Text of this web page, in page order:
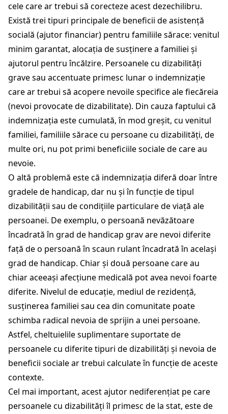
cele care ar trebui să corecteze acest dezechilibru.
Există trei tipuri principale de beneficii de asistență
socială (ajutor financiar) pentru familiile sărace: venitul
minim garantat, alocația de susținere a familiei și
ajutorul pentru încălzire. Persoanele cu dizabilități
grave sau accentuate primesc lunar o indemnizație
care ar trebui să acopere nevoile specifice ale fiecăreia
(nevoi provocate de dizabilitate). Din cauza faptului că
indemnizația este cumulată, în mod greșit, cu venitul
familiei, familiile sărace cu persoane cu dizabilități, de
multe ori, nu pot primi beneficiile sociale de care au
nevoie.
O altă problemă este că indemnizația diferă doar între
gradele de handicap, dar nu și în funcție de tipul
dizabilității sau de condițiile particulare de viață ale
persoanei. De exemplu, o persoană nevăzătoare
încadrată în grad de handicap grav are nevoi diferite
față de o persoană în scaun rulant încadrată în același
grad de handicap. Chiar și două persoane care au
chiar aceeași afecțiune medicală pot avea nevoi foarte
diferite. Nivelul de educație, mediul de rezidență,
susținerea familiei sau cea din comunitate poate
schimba radical nevoia de sprijin a unei persoane.
Astfel, cheltuielile suplimentare suportate de
persoanele cu diferite tipuri de dizabilități și nevoia de
beneficii sociale ar trebui calculate în funcție de aceste
contexte.
Cel mai important, acest ajutor nediferențiat pe care
persoanele cu dizabilități îl primesc de la stat, este de